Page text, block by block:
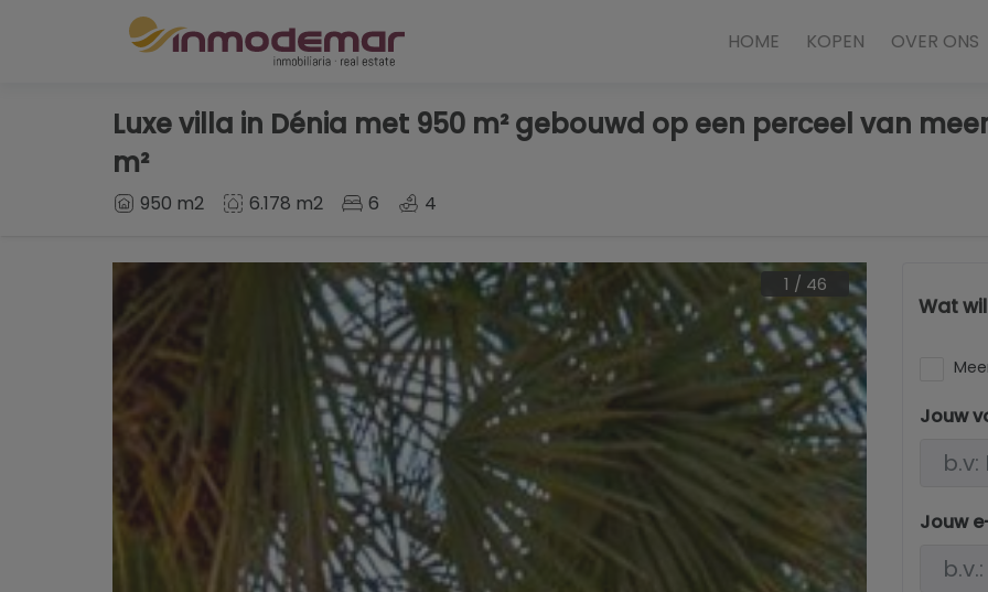
HOME KOPEN OVER ONS
Luxe villa in Dénia met 950 m² gebouwd op een perceel van
m²
950 m2 6.178 m2 6 4
1 / 46
Wat
Jouw
Jouw